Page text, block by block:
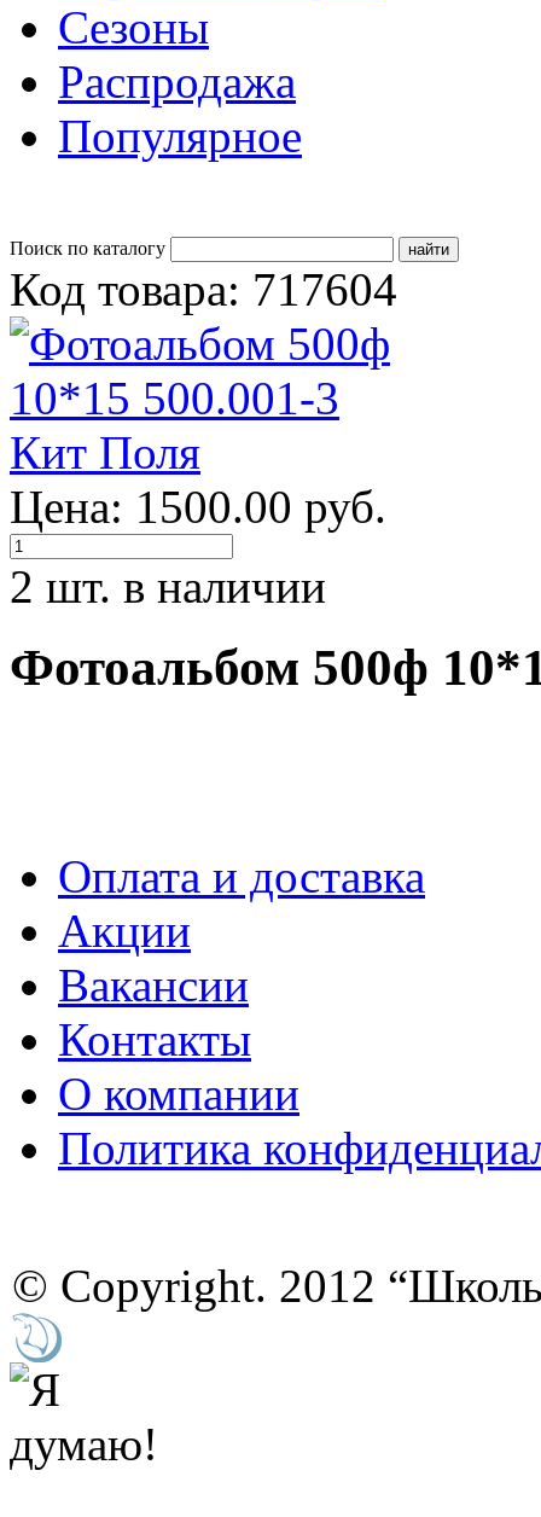
Сезоны
Распродажа
Популярное
Поиск по каталогу
Код товара: 717604
Цена: 1500.00 руб.
2 шт. в наличии
Фотоальбом 500ф
Оплата и доставка
Акции
Вакансии
Контакты
О компании
Политика
© Copyright. 2012